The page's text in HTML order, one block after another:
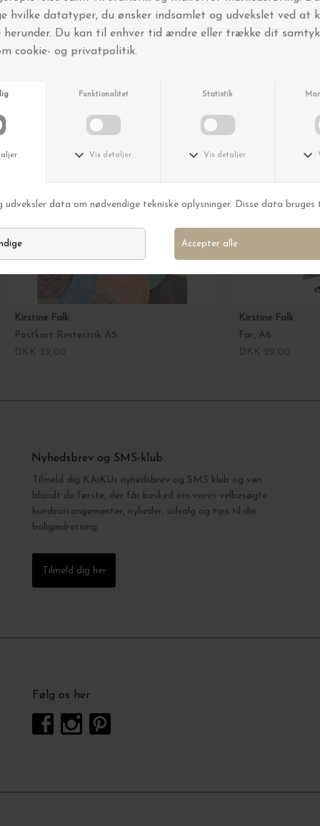
Kirstine Falk
Postkort Restestrik A5
Kirstine Falk
Far, A6
Nyhedsbrev og SMS-klub
Tilmeld dig KAiKUs nyhedsbrev og SMS klub og vær
blandt de første, der får besked om vores velbesøgte
kundearrangementer, nyheder, udsalg og tips til din
boligindretning.
Tilmeld dig her
Følg os her